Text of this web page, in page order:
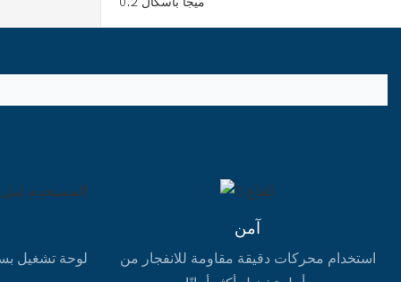
لوحة تشغيل
آمن
استخدام محركات دقيقة مقاومة للانفجار من